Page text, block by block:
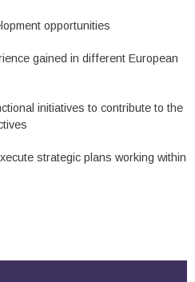
opportunities
gained in different European
initiatives to contribute to the
strategic plans working within